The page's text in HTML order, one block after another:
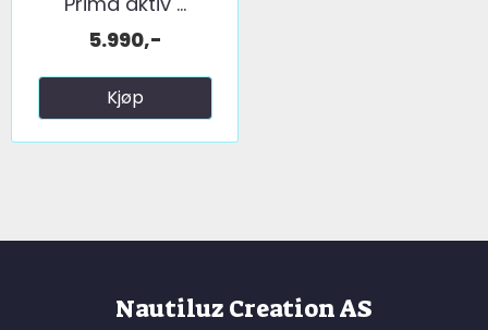
5.990,-
Kjøp
Nautiluz Creation AS